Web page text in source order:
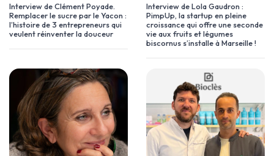
Interview de Clément Poyade.
Remplacer le sucre par le Yacon :
l’histoire de 3 entrepreneurs qui
veulent réinventer la douceur
Interview de Lola Gaudron :
PimpUp, la startup en pleine
croissance qui offre une seconde
vie aux fruits et légumes
biscornus s’installe à Marseille !